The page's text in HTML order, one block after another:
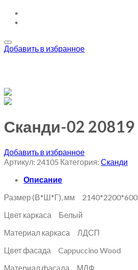
Добавить в избранное
Сканди-02 20819
Добавить в избранное
Артикул: 24105 Категория: Сканди
Описание
Размер (В*Ш*Г), мм 2140*2200*600
Цвет каркаса Белый
Материал каркаса ЛДСП
Цвет фасада Cappuccino Wood
Материал фасада МДФ